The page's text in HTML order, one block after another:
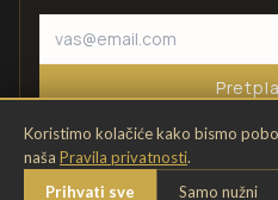
Koristimo kolačiće kako bismo
naša Pravila privatnosti.
Prihvati sve
Samo nužni